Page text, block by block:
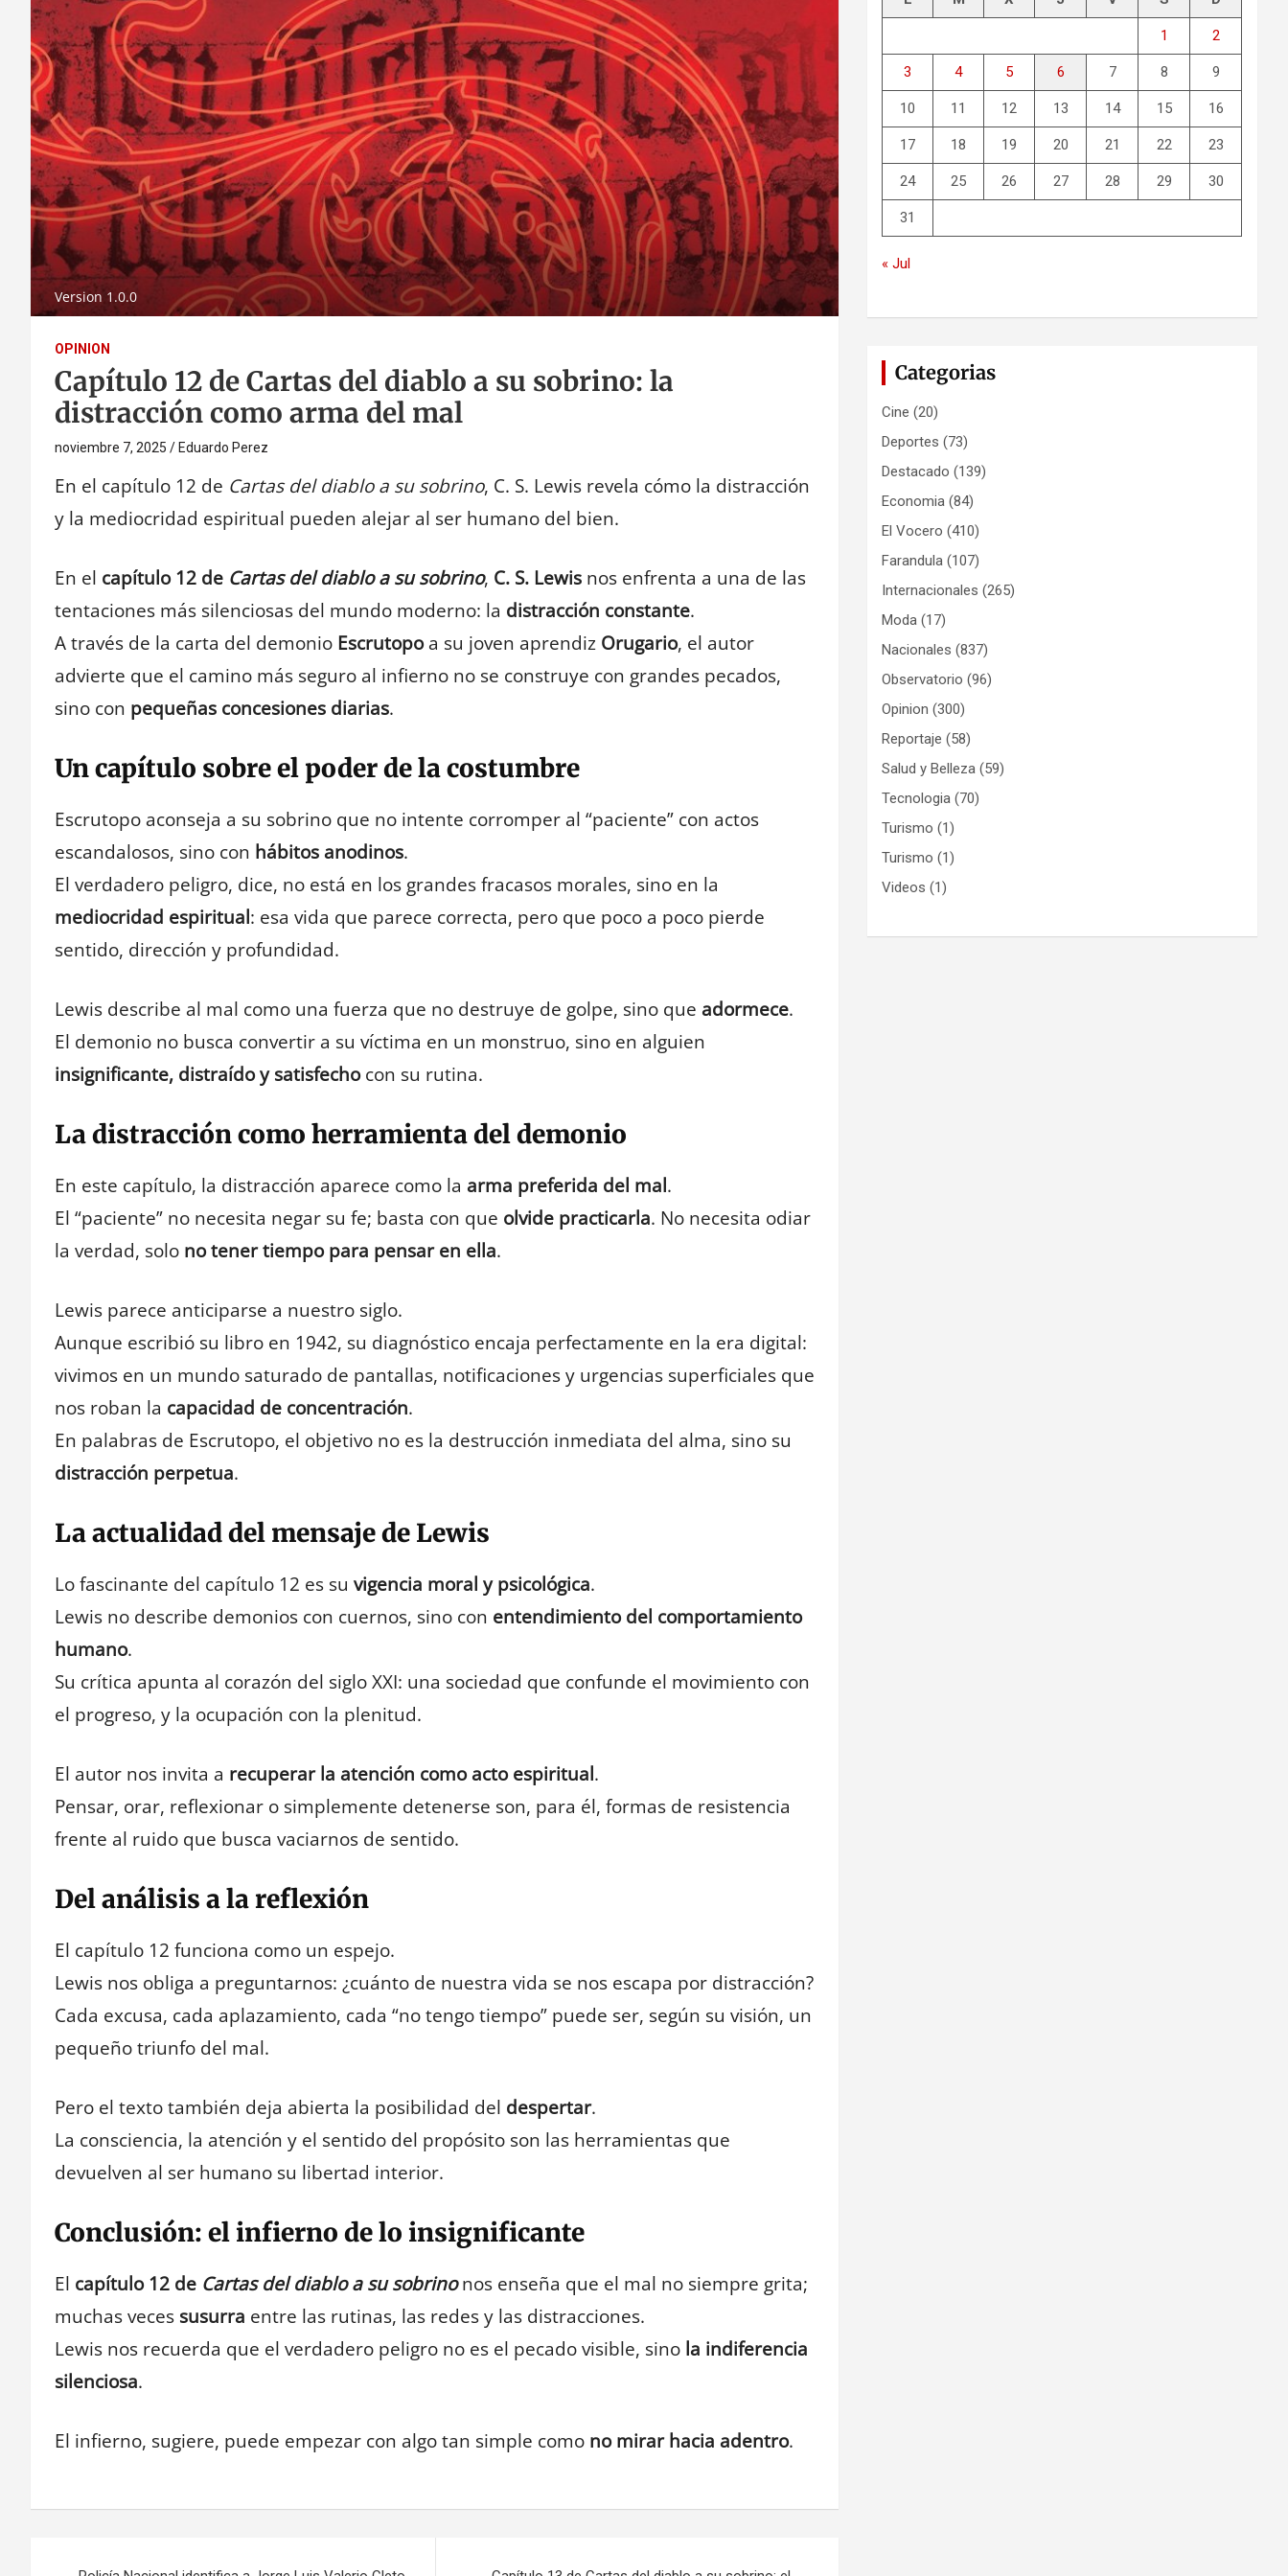
Version 1.0.0
OPINION
Capítulo 12 de Cartas del diablo a su sobrino: la
distracción como arma del mal
noviembre 7, 2025 Eduardo Perez
En el capítulo 12 de Cartas del diablo a su sobrino, C. S. Lewis revela cómo la distracción
y la mediocridad espiritual pueden alejar al ser humano del bien.
En el capítulo 12 de Cartas del diablo a su sobrino, C. S. Lewis nos enfrenta a una de las
tentaciones más silenciosas del mundo moderno: la distracción constante.
A través de la carta del demonio Escrutopoa su joven aprendiz Orugario, el autor
advierte que el camino más seguro al infierno no se construye con grandes pecados,
sino con pequeñas concesiones diarias.
Un capítulo sobre el poder de la costumbre
Escrutopo aconseja a su sobrino que no intente corromper al “paciente” con actos
escandalosos, sino con hábitos anodinos.
El verdadero peligro, dice, no está en los grandes fracasos morales, sino en la
mediocridad espiritual: esa vida que parece correcta, pero que poco a poco pierde
sentido, dirección y profundidad.
Lewis describe al mal como una fuerza que no destruye de golpe, sino que adormece.
El demonio no busca convertir a su víctima en un monstruo, sino en alguien
insignificante, distraído y satisfechocon su rutina.
La distracción como herramienta del demonio
En este capítulo, la distracción aparece como la arma preferida del mal.
El “paciente” no necesita negar su fe; basta con que olvide practicarla. No necesita odiar
la verdad, solo no tener tiempo para pensar en ella.
Lewis parece anticiparse a nuestro siglo.
Aunque escribió su libro en 1942, su diagnóstico encaja perfectamente en la era digital:
vivimos en un mundo saturado de pantallas, notificaciones y urgencias superficiales que
nos roban la capacidad de concentración.
En palabras de Escrutopo, el objetivo no es la destrucción inmediata del alma, sino su
distracción perpetua.
La actualidad del mensaje de Lewis
Lo fascinante del capítulo 12 es su vigencia moral y psicológica.
Lewis no describe demonios con cuernos, sino con entendimiento del comportamiento
humano.
Su crítica apunta al corazón del siglo XXI: una sociedad que confunde el movimiento con
el progreso, y la ocupación con la plenitud.
El autor nos invita a recuperar la atención como acto espiritual.
Pensar, orar, reflexionar o simplemente detenerse son, para él, formas de resistencia
frente al ruido que busca vaciarnos de sentido.
Del análisis a la reflexión
El capítulo 12 funciona como un espejo.
Lewis nos obliga a preguntarnos: ¿cuánto de nuestra vida se nos escapa por distracción?
Cada excusa, cada aplazamiento, cada “no tengo tiempo” puede ser, según su visión, un
pequeño triunfo del mal.
Pero el texto también deja abierta la posibilidad del despertar.
La consciencia, la atención y el sentido del propósito son las herramientas que
devuelven al ser humano su libertad interior.
Conclusión: el infierno de lo insignificante
El capítulo 12 de Cartas del diablo a su sobrinonos enseña que el mal no siempre grita;
muchas veces susurra entre las rutinas, las redes y las distracciones.
Lewis nos recuerda que el verdadero peligro no es el pecado visible, sino la indiferencia
silenciosa.
El infierno, sugiere, puede empezar con algo tan simple como no mirar hacia adentro.
1 2
3 4 5 6 7 8 9
10 11 12 13 14 15 16
17 18 19 20 21 22 23
24 25 26 27 28 29 30
31
« Jul
Categorias
Cine (20)
Deportes (73)
Destacado (139)
Economia (84)
El Vocero (410)
Farandula (107)
Internacionales (265)
Moda (17)
Nacionales (837)
Observatorio (96)
Opinion (300)
Reportaje (58)
Salud y Belleza (59)
Tecnologia (70)
Turismo (1)
Turismo (1)
Videos (1)